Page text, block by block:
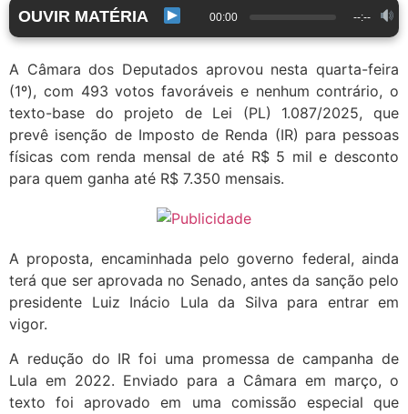
OUVIR MATÉRIA 00:00 --:--
A Câmara dos Deputados aprovou nesta quarta-feira
(1º), com 493 votos favoráveis e nenhum contrário, o
texto-base do projeto de Lei (PL) 1.087/2025, que
prevê isenção de Imposto de Renda (IR) para pessoas
físicas com renda mensal de até R$ 5 mil e desconto
para quem ganha até R$ 7.350 mensais.
A proposta, encaminhada pelo governo federal, ainda
terá que ser aprovada no Senado, antes da sanção pelo
presidente Luiz Inácio Lula da Silva para entrar em
vigor.
A redução do IR foi uma promessa de campanha de
Lula em 2022. Enviado para a Câmara em março, o
texto foi aprovado em uma comissão especial que